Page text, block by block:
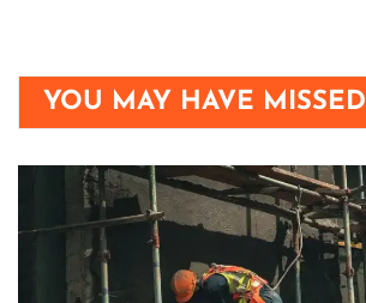
YOU MAY HAVE MISSED